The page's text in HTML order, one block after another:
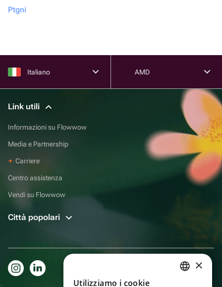
Ptgni
Italiano AMD
Link utili
Informazioni su Flowwow
Media e Partnership
Carriere
Centro assistenza
Vendi su Flowwow
Città popolari
×
Utilizziamo i cookie